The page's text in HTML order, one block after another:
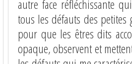
autre face réfléchissante
tous les défauts des
pour que les êtres dits
opaque, observent et